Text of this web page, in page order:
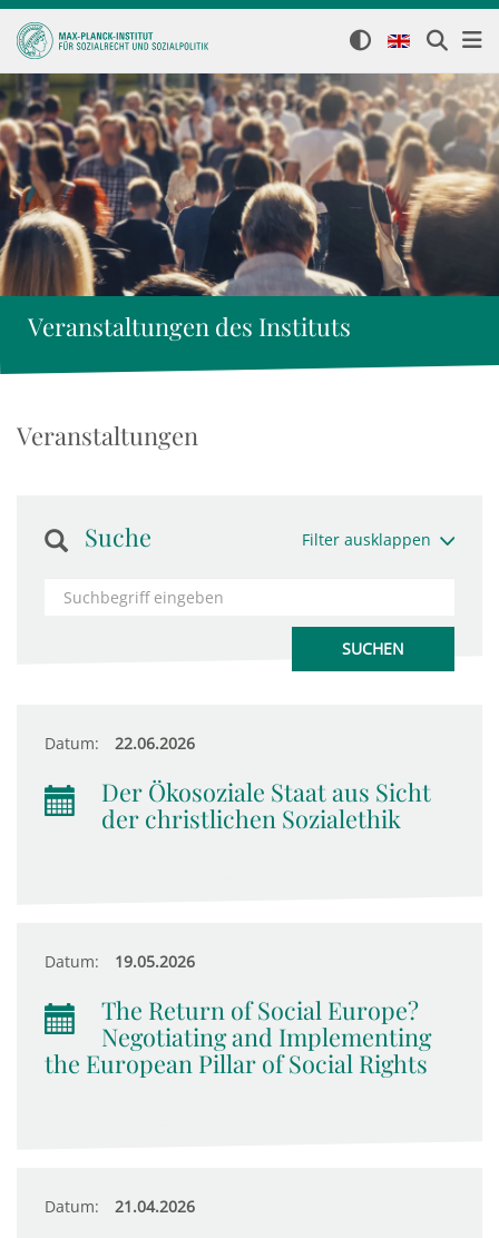
Veranstaltungen des Instituts
Veranstaltungen
Suche Filter ausklappen
Datum: 22.06.2026
Der Ökosoziale Staat aus Sicht
der christlichen Sozialethik
Datum: 19.05.2026
The Return of Social Europe?
Negotiating and Implementing
the European Pillar of Social Rights
Datum: 21.04.2026